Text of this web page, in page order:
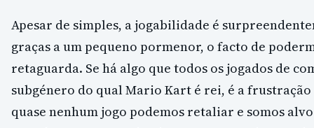
Apesar de simples, a jogabilidade é
graças a um pequeno pormenor, o facto de
retaguarda. Se há algo que todos os jogados de
subgénero do qual Mario Kart é rei, é a
quase nenhum jogo podemos retaliar e somos